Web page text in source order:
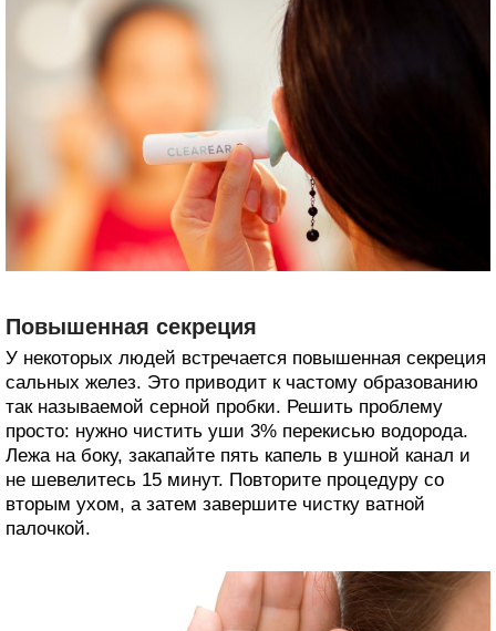
Повышенная секреция
У некоторых людей встречается повышенная секреция
сальных желез. Это приводит к частому образованию
так называемой серной пробки. Решить проблему
просто: нужно чистить уши 3% перекисью водорода.
Лежа на боку, закапайте пять капель в ушной канал и
не шевелитесь 15 минут. Повторите процедуру со
вторым ухом, а затем завершите чистку ватной
палочкой.